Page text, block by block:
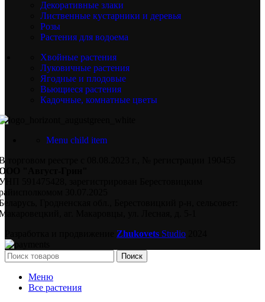
Декоративные злаки
Лиственные кустарники и деревья
Розы
Растения для водоема
Хвойные растения
Луковичные растения
Ягодные и плодовые
Вьющиеся растения
Кадочные, комнатные цветы
Menu child item
торговом реестре с 08.08.2023 г., № регистрации 190455
"Август-Грин"
591475428, зарегистрирован Берестовицким
30.07.2025
Гродненская обл., Берестовицкий р-н, сельсовет:
аг. Макаровцы, ул. Лесная, д. 5-1
Zhukovets Studio
Поиск
Меню
Все растения